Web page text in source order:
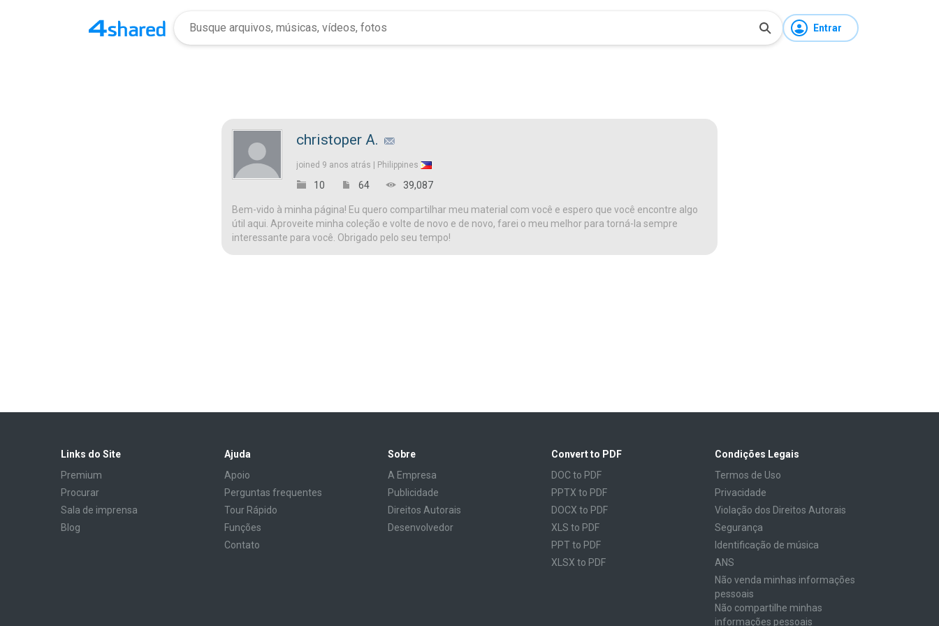
Entrar
christoper A.
joined 9 anos atrás | Philippines
10 64 39,087
Bem-vido à minha página! Eu quero compartilhar meu material com você e espero que você encontre algo
útil aqui. Aproveite minha coleção e volte de novo e de novo, farei o meu melhor para torná-la sempre
interessante para você. Obrigado pelo seu tempo!
Links do Site
Premium
Procurar
Sala de imprensa
Blog
Ajuda
Apoio
Perguntas frequentes
Tour Rápido
Funções
Contato
Sobre
A Empresa
Publicidade
Direitos Autorais
Desenvolvedor
Convert to PDF
DOC to PDF
PPTX to PDF
DOCX to PDF
XLS to PDF
PPT to PDF
XLSX to PDF
Condições Legais
Termos de Uso
Privacidade
Violação dos Direitos Autorais
Segurança
Identificação de música
ANS
Não venda minhas informações
pessoais
Não compartilhe minhas
informações pessoais